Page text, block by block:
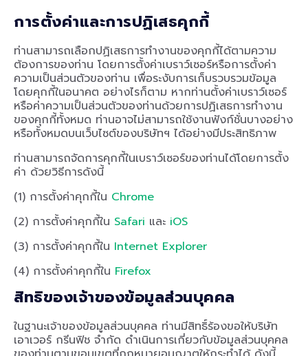
การตั้งค่าและการปฏิเสธคุกกี้
ท่านสามารถเลือกปฏิเสธการทำงานของคุกกี้ได้ตามความ
ต้องการของท่าน โดยการตั้งค่าเบราว์เซอร์หรือการตั้งค่า
ความเป็นส่วนตัวของท่าน เพื่อระงับการเก็บรวบรวมข้อมูล
โดยคุกกี้ในอนาคต อย่างไรก็ตาม หากท่านตั้งค่าเบราว์เซอร์
หรือค่าความเป็นส่วนตัวของท่านด้วยการปฏิเสธการทำงาน
ของคุกกี้ทั้งหมด ท่านอาจไม่สามารถใช้งานฟังก์ชั่นบางอย่าง
หรือทั้งหมดบนเว็บไซต์ของบริษัทฯ ได้อย่างมีประสิทธิภาพ
ท่านสามารถจัดการคุกกี้ในเบราว์เซอร์ของท่านได้โดยการตั้ง
ค่า ด้วยวิธีการดังนี้
(1) การตั้งค่าคุกกี้ใน Chrome
(2) การตั้งค่าคุกกี้ใน Safari และ iOS
(3) การตั้งค่าคุกกี้ใน Internet Explorer
(4) การตั้งค่าคุกกี้ใน Firefox
สิทธิของเจ้าของข้อมูลส่วนบุคคล
ในฐานะเจ้าของข้อมูลส่วนบุคคล ท่านมีสิทธิ์ร้องขอให้บริษัท
เอาเวอร์ กรีนฟิช จำกัด ดำเนินการเกี่ยวกับข้อมูลส่วนบุคคล